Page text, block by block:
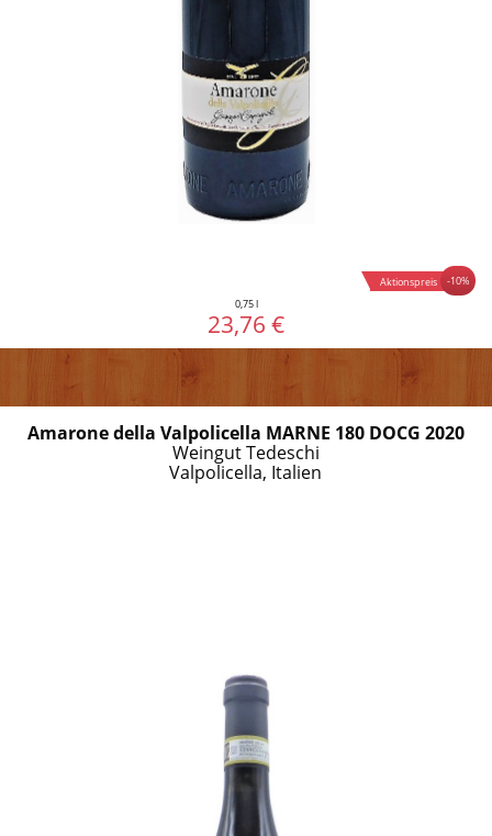
-10%
Aktionspreis
0,75 l
23,76 €
Amarone della Valpolicella MARNE 180 DOCG 2020
Weingut Tedeschi
Valpolicella, Italien